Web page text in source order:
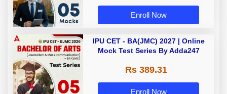
Enroll Now
IPU CET - BA(JMC) 2027 | Online
Mock Test Series By Adda247
Rs 389.31
Enroll Now